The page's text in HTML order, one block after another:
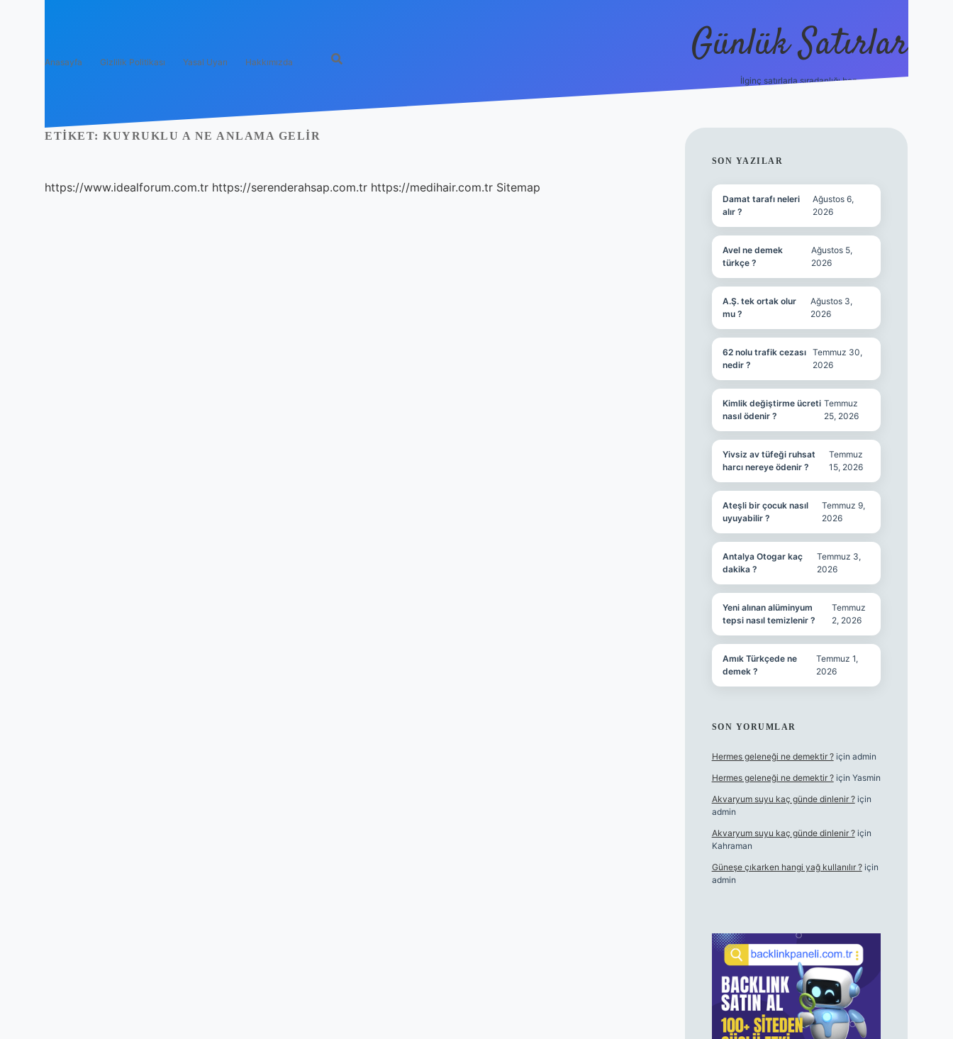
Anasayfa Gizlilik Politikası Yasal Uyarı Hakkımızda Günlük Satırlar
İlginç satırlarla sıradanlığı boz.
ETIKET: KUYRUKLU A NE ANLAMA GELIR
https://www.idealforum.com.tr https://serenderahsap.com.tr https://medihair.com.tr Sitemap
SIDEBAR
SON YAZILAR
Damat tarafı neleri
alır ?
Ağustos 6,
2026
Avel ne demek
türkçe ?
Ağustos 5,
2026
A.Ş. tek ortak olur
mu ?
Ağustos 3,
2026
62 nolu trafik cezası
nedir ?
Temmuz 30,
2026
Kimlik değiştirme ücreti
nasıl ödenir ?
Temmuz
25, 2026
Yivsiz av tüfeği ruhsat
harcı nereye ödenir ?
Temmuz
15, 2026
Ateşli bir çocuk nasıl
uyuyabilir ?
Temmuz 9,
2026
Antalya Otogar kaç
dakika ?
Temmuz 3,
2026
Yeni alınan alüminyum
tepsi nasıl temizlenir ?
Temmuz
2, 2026
Amık Türkçede ne
demek ?
Temmuz 1,
2026
SON YORUMLAR
Hermes geleneği ne demektir ?için admin
Hermes geleneği ne demektir ?için Yasmin
Akvaryum suyu kaç günde dinlenir ?için
admin
Akvaryum suyu kaç günde dinlenir ?için
Kahraman
Güneşe çıkarken hangi yağ kullanılır ?için
admin
vdcasino